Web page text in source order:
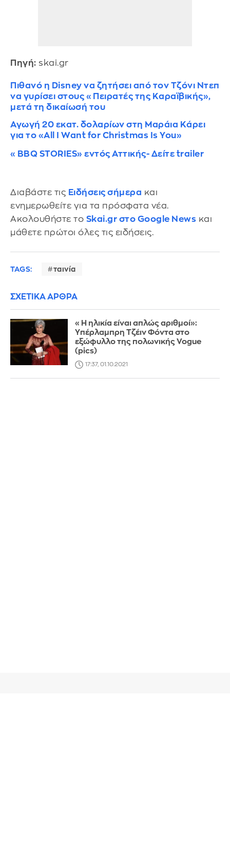
Πηγή: skai.gr
Πιθανό η Disney να ζητήσει από τον Tζόνι Ντεπ
να γυρίσει στους «Πειρατές της Καραϊβικής»,
μετά τη δικαίωσή του
Αγωγή 20 εκατ. δολαρίων στη Μαράια Κάρει
για το «All I Want for Christmas Is You»
«BBQ STORIES» εντός Αττικής- Δείτε trailer
Διαβάστε τις Ειδήσεις σήμερα και
ενημερωθείτε για τα πρόσφατα νέα.
Ακολουθήστε το Skai.gr στο Google News και
μάθετε πρώτοι όλες τις ειδήσεις.
TAGS: ταινία
ΣΧΕΤΙΚΑ ΑΡΘΡΑ
«Η ηλικία είναι απλώς αριθμοί»:
Yπέρλαμπρη Τζέιν Φόντα στο
εξώφυλλο της πολωνικής Vogue
(pics)
17:37, 01.10.2021